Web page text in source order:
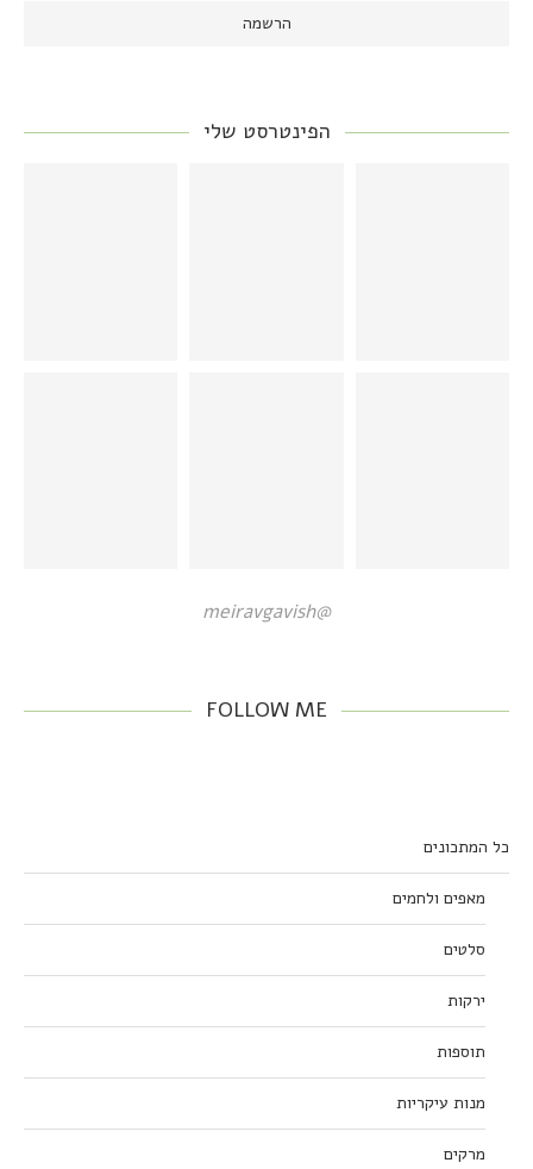
הפינטרסט שלי
@meiravgavish
FOLLOW ME
כל המתכונים
מאפים ולחמים
סלטים
ירקות
תוספות
מנות עיקריות
מרקים